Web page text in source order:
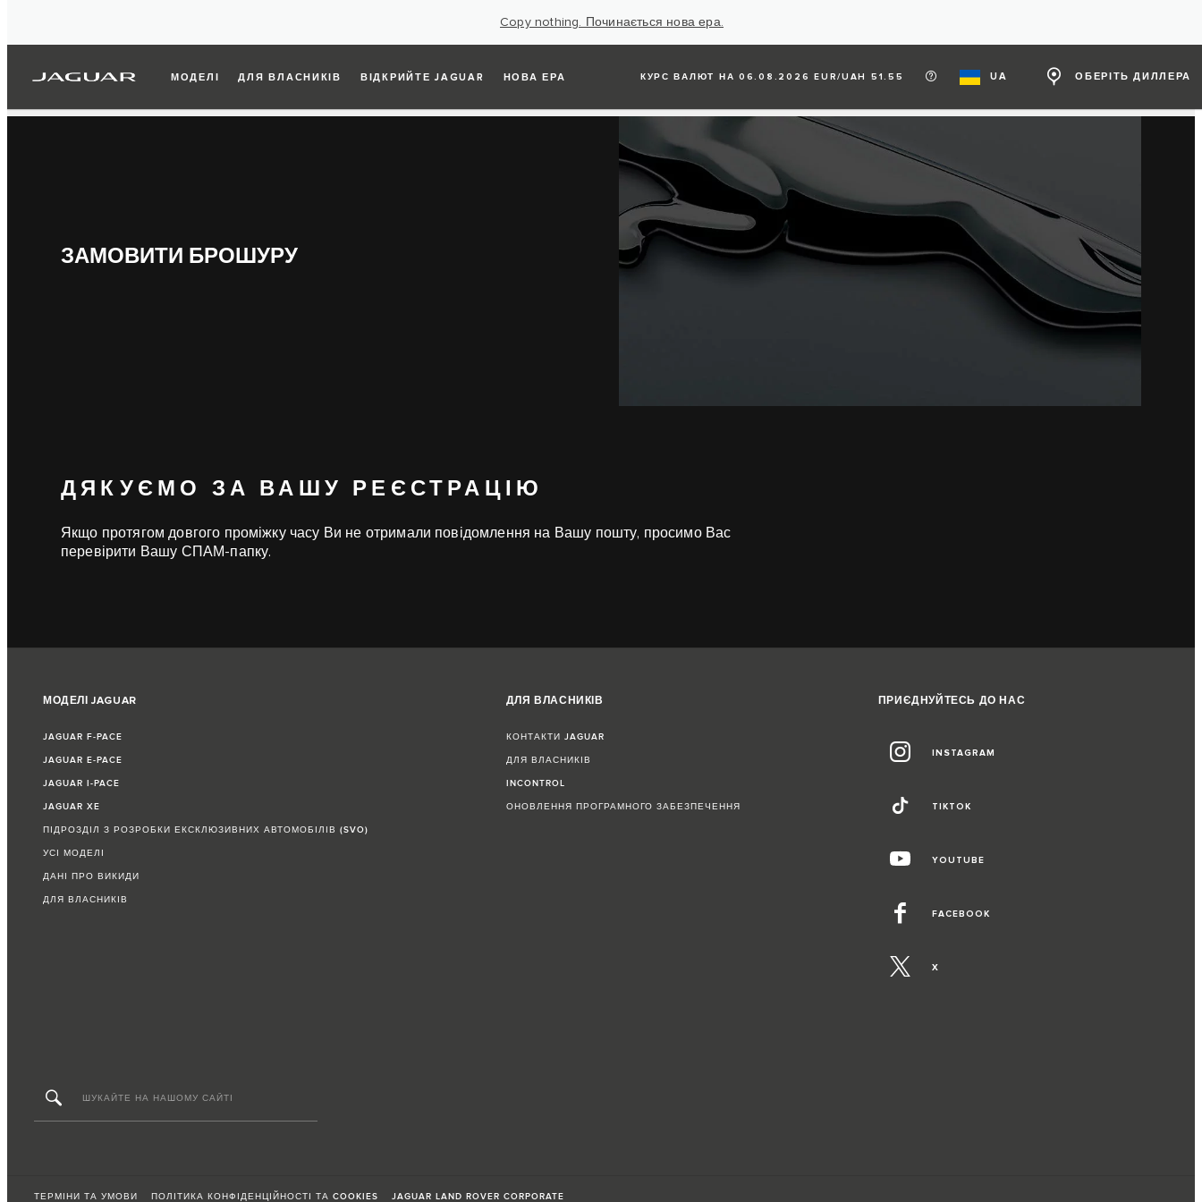
Copy nothing. Починається нова ера.
МОДЕЛІ ДЛЯ ВЛАСНИКІВ ВІДКРИЙТЕ JAGUAR НОВА ЕРА КУРС ВАЛЮТ НА 06.08.2026 EUR/UAH 51.55 UA ОБЕРІТЬ ДИЛЛЕРА
ЗАМОВИТИ БРОШУРУ
ДЯКУЄМО ЗА ВАШУ РЕЄСТРАЦІЮ
Якщо протягом довгого проміжку часу Ви не отримали повідомлення на Вашу пошту, просимо Вас
перевірити Вашу СПАМ-папку.
МОДЕЛІ JAGUAR
JAGUAR F‑PACE
JAGUAR E‑PACE
JAGUAR I-PACE
JAGUAR XE
ПІДРОЗДІЛ З РОЗРОБКИ ЕКСКЛЮЗИВНИХ АВТОМОБІЛІВ (SVO)
УСІ МОДЕЛІ
ДАНІ ПРО ВИКИДИ
ДЛЯ ВЛАСНИКІВ
ДЛЯ ВЛАСНИКІВ
КОНТАКТИ JAGUAR
ДЛЯ ВЛАСНИКІВ
INCONTROL
ОНОВЛЕННЯ ПРОГРАМНОГО ЗАБЕЗПЕЧЕННЯ
ПРИЄДНУЙТЕСЬ ДО НАС
INSTAGRAM
TIKTOK
YOUTUBE
FACEBOOK
X
ТЕРМІНИ ТА УМОВИ ПОЛІТИКА КОНФІДЕНЦІЙНОСТІ ТА COOKIES JAGUAR LAND ROVER CORPORATE